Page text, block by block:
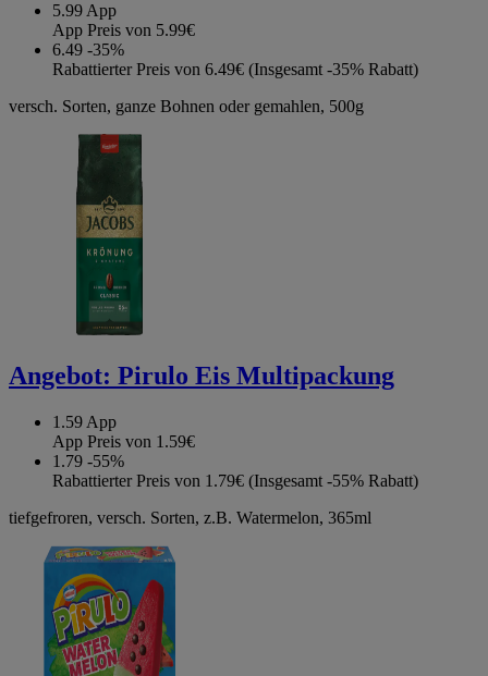
5.99 App
App Preis von 5.99€
6.49 -35%
Rabattierter Preis von 6.49€ (Insgesamt -35% Rabatt)
versch. Sorten, ganze Bohnen oder gemahlen, 500g
Angebot: Pirulo Eis Multipackung
1.59 App
App Preis von 1.59€
1.79 -55%
Rabattierter Preis von 1.79€ (Insgesamt -55% Rabatt)
tiefgefroren, versch. Sorten, z.B. Watermelon, 365ml